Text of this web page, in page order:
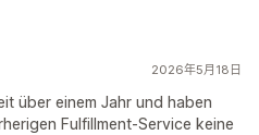
2026年5月18日
über einem Jahr und haben
Fulfillment-Service keine